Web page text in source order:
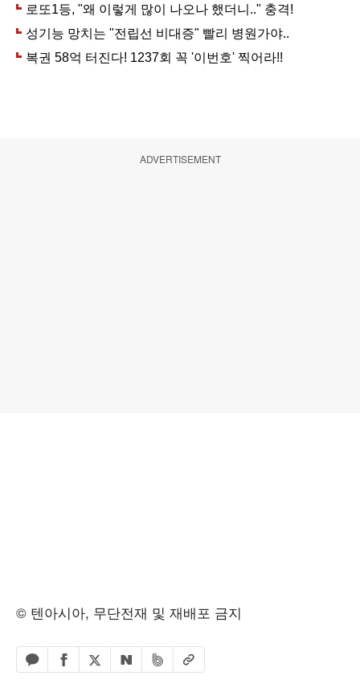
ADVERTISEMENT
© 텐아시아, 무단전재 및 재배포 금지
카카오톡 공유하기
페이스북 공유하기
엑스 공유하기
네이버 공유하기
밴드 공유하기
URL복사